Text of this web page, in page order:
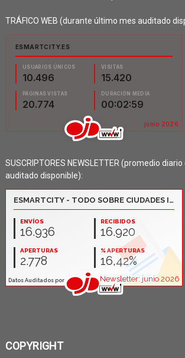
TRÁFICO WEB (durante último mes auditado
SUSCRIPTORES NEWSLETTER (promedio
auditado disponible):
COPYRIGHT